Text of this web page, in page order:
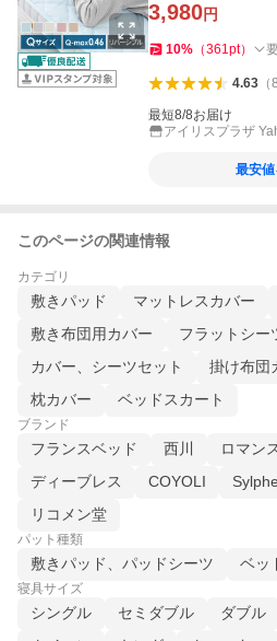
3,980円
10% （361pt）
4.63（8
最短8/8お届け
アイリスプラザ
最安
このページの関連情報
カテゴリ
敷きパッド マットレスカバー
敷き布団用カバー
フラットシー
カバー、シーツセット
掛け布団
枕カバー
ベッドスカート
ブランド
フランスベッド 西川 ロマン
ディーブレス
COYOLI
リコメン堂
パット種類
敷きパッド、パッドシーツ ベッ
寝具サイズ
シングル セミダブル ダブル